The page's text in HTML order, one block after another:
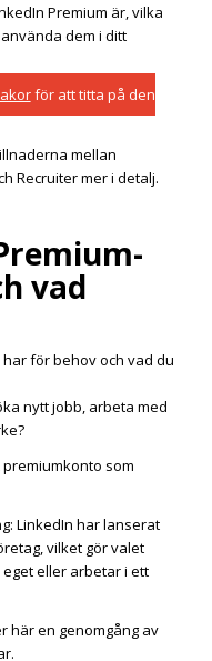
Premium är, vilka
dem i ditt
för att titta på den
mellan
Recruiter mer i detalj.
vad
för behov och vad du
nytt jobb, arbeta med
som
LinkedIn har lanserat
vilket gör valet
eller arbetar i ett
här en genomgång av